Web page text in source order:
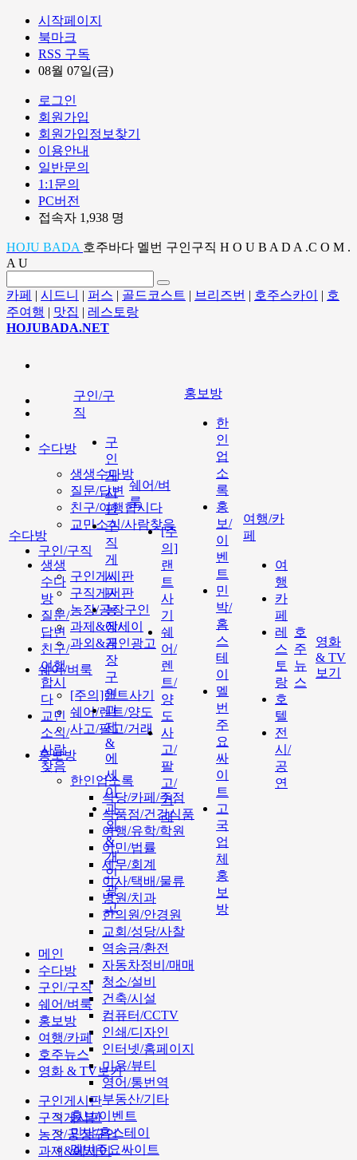
시작페이지
북마크
RSS 구독
08월 07일(금)
로그인
회원가입
회원가입정보찾기
이용안내
일반문의
1:1문의
PC버전
접속자 1,938 명
HOJU BADA 호주바다 멜번 구인구직 H O U B A D A .C O M .
A U
카페 | 시드니 | 퍼스 | 골드코스트 | 브리즈번 | 호주스카이 | 호
주여행 | 맛집 | 레스토랑
HOJUBADA.NET
수다방
생생수다방
질문/답변
친구/여행합시다
교민소식/사람찾음
구인/구직
구인게시판
구직게시판
농장/공장구인
과제&에세이
과외&개인광고
쉐어/벼룩
[주의]랜트사기
쉐어/렌트/양도
사고/팔고/거래
홍보방
한인업소록
식당/카페/주점
식품점/건강식품
여행/유학/학원
이민/법률
세무/회계
이사/택배/물류
병원/치과
한의원/안경원
교회/성당/사찰
역송금/환전
자동차정비/매매
청소/설비
건축/시설
컴퓨터/CCTV
인쇄/디자인
인터넷/홈페이지
미용/뷰티
영어/통번역
부동산/기타
홍보/이벤트
민박/홈스테이
멜번주요싸이트
수다방
생생
수다
방
질문/
답변
친구/
여행
합시
다
교민
소식/
사람
찾음
구인/구
직
구
인
게
시
판
구
직
게
시
판
농
장/
공
장
구
인
과
제
&
에
세
이
과
외
&
개
인
광
고
쉐어/벼
룩
[주
의]
랜
트
사
기
쉐
어/
렌
트/
양
도
사
고/
팔
고/
거
래
홍보방
한
인
업
소
록
홍
보/
이
벤
트
민
박/
홈
스
테
이
멜
번
주
요
싸
이
트
고
국
업
체
홍
보
방
여행/카
페
여
행
카
페
레
스
토
랑
호
텔
전
시/
공
연
호
주
뉴
스
영화
& TV
보기
메인
수다방
구인/구직
쉐어/벼룩
홍보방
여행/카페
호주뉴스
영화 & TV보기
구인게시판
구직게시판
농장/공장구인
과제&에세이